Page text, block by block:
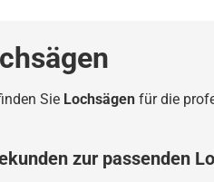
Sie Lochsägen für die
zur passenden